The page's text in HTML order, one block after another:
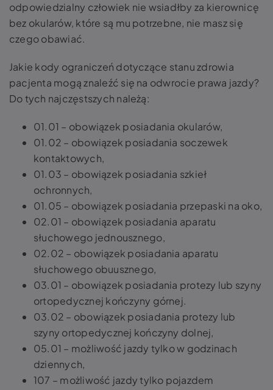
odpowiedzialny człowiek nie wsiadłby za kierownicę
bez okularów, które są mu potrzebne, nie masz się
czego obawiać.
Jakie kody ograniczeń dotyczące stanu zdrowia
pacjenta mogą znaleźć się na odwrocie prawa jazdy?
Do tych najczęstszych należą:
01.01 – obowiązek posiadania okularów,
01.02 – obowiązek posiadania soczewek
kontaktowych,
01.03 – obowiązek posiadania szkieł
ochronnych,
01.05 – obowiązek posiadania przepaski na oko,
02.01 – obowiązek posiadania aparatu
słuchowego jednousznego,
02.02 – obowiązek posiadania aparatu
słuchowego obuusznego,
03.01 – obowiązek posiadania protezy lub szyny
ortopedycznej kończyny górnej.
03.02 – obowiązek posiadania protezy lub
szyny ortopedycznej kończyny dolnej,
05.01 – możliwość jazdy tylko w godzinach
dziennych,
107 – możliwość jazdy tylko pojazdem